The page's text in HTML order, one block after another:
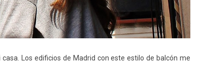
Los edificios de Madrid con este estilo de balcón me